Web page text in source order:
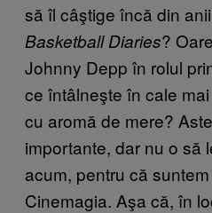
să îl câştige încă din
Basketball Diaries? Oare
Johnny Depp în rolul
ce întâlneşte în cale
cu aromă de mere?
importante, dar nu o să
acum, pentru că
Cinemagia. Aşa că, în